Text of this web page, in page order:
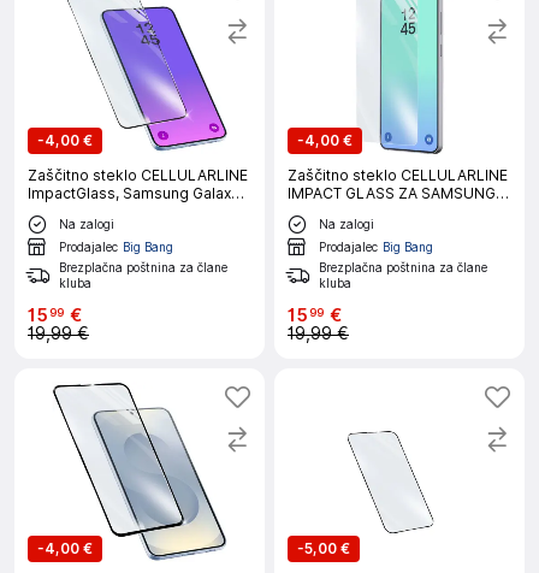
-4,00 €
Zaščitno steklo CELLULARLINE
ImpactGlass, Samsung Galaxy
A57
Na zalogi
Prodajalec Big Bang
Brezplačna poštnina za člane
kluba
1599 €
19,99 €
-4,00 €
Zaščitno steklo CELLULARLINE
IMPACT GLASS ZA SAMSUNG
GALAXY S26
Na zalogi
Prodajalec Big Bang
Brezplačna poštnina za člane
kluba
1599 €
19,99 €
-4,00 €
-5,00 €